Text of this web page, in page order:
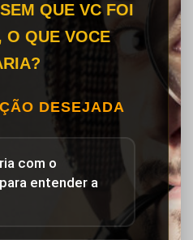
QUE VC FOI
O QUE VOCE
DESEJADA
com o
entender a